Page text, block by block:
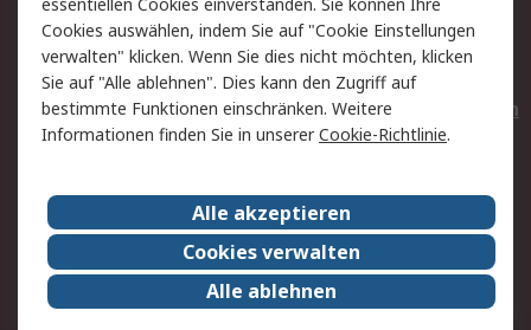
AGB
Datenschutz
Cookie-Richtlinie
Zahlungsbedingungen
Copyright/Impressum
Entsorgung
Elektrogeräte/Batterien
RS weltweit
Karriere bei RS
Nachhaltigkeit
Qualität/Umwelt/ZertifikatePresse-Center
Event-Center
Cookies auswählen, indem Sie auf "Cookie Einstellungen
verwalten" klicken. Wenn Sie dies nicht möchten, klicken
Sie auf "Alle ablehnen". Dies kann den Zugriff auf
bestimmte Funktionen einschränken. Weitere
Informationen finden Sie in unsererCookie-Richtlinie.
Alle akzeptieren
Cookies verwalten
Alle ablehnen